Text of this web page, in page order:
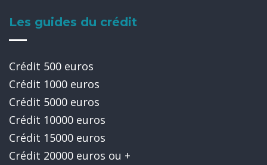
Les guides du crédit
Crédit 500 euros
Crédit 1000 euros
Crédit 5000 euros
Crédit 10000 euros
Crédit 15000 euros
Crédit 20000 euros ou +